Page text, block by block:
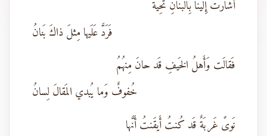
أَشارَت إِلَينا بِالبَنانِ تَحِيَّةً
فَرَدَّ عَلَيها مِثلَ ذاكَ بَنانُ
فَقالَت وَأَهلُ الخَيفِ قَد حانَ مِنهُمُ
خُفوفٌ وَما يُبدي المَقالَ لِسانُ
نَوىً غَربَةٌ قَد كُنتُ أَيقَنتُ أَنَّها